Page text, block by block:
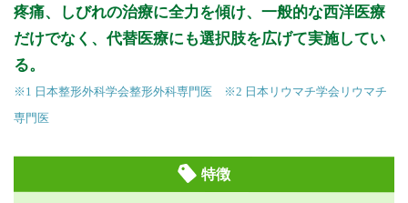
疼痛、しびれの治療に全力を傾け、一般的な西洋医療
だけでなく、代替医療にも選択肢を広げて実施してい
る。
※1 日本整形外科学会整形外科専門医 ※2 日本リウマチ学会リウマチ
専門医
特徴